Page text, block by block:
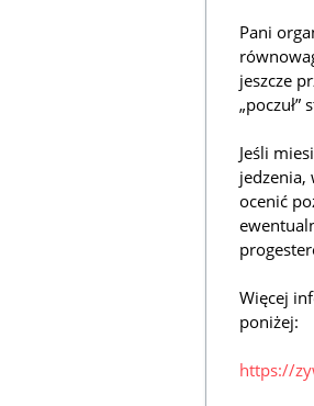
Pani
jeszcze
„poczuł”
Jeśli
jedzenia,
ocenić
Więcej
poniżej:
https://